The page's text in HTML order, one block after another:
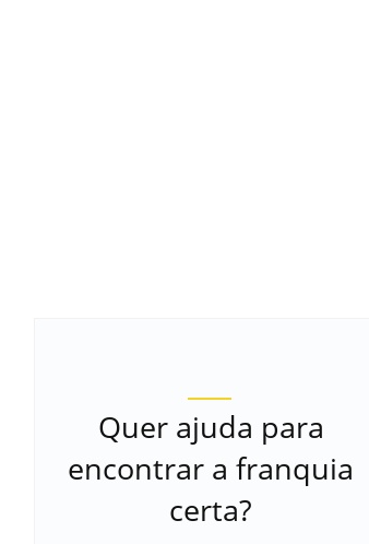
Quer ajuda para
encontrar a franquia
certa?